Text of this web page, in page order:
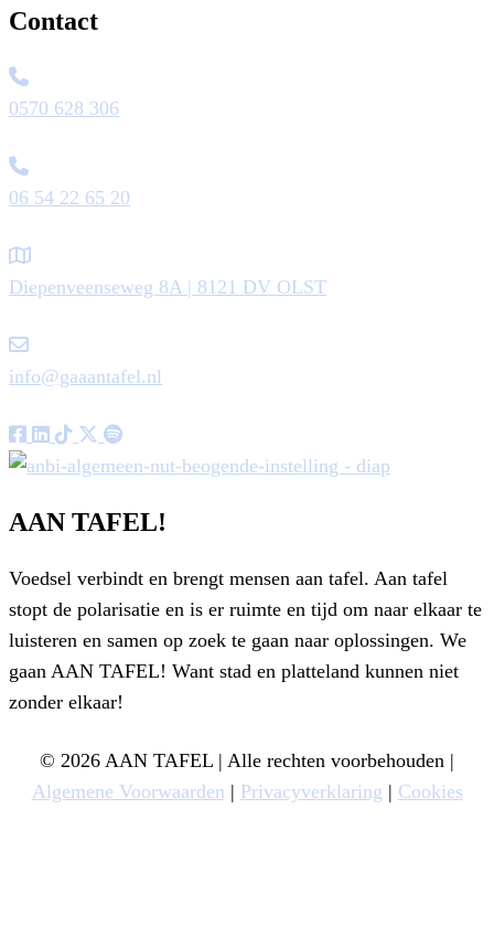
Contact
0570 628 306
06 54 22 65 20
Diepenveenseweg 8A | 8121 DV OLST
info@gaaantafel.nl
AAN TAFEL!
Voedsel verbindt en brengt mensen aan tafel. Aan tafel
stopt de polarisatie en is er ruimte en tijd om naar elkaar te
luisteren en samen op zoek te gaan naar oplossingen. We
gaan AAN TAFEL! Want stad en platteland kunnen niet
zonder elkaar!
© 2026 AAN TAFEL | Alle rechten voorbehouden |
Algemene Voorwaarden | Privacyverklaring | Cookies